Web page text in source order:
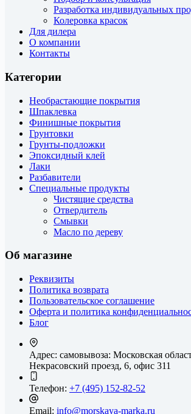
Разработка индивидуальных
Колеровка красок
Для дилера
О компании
Контакты
Категории
Необрастающие покрытия
Шпаклевка
Финишные покрытия
Грунтовки
Грунты-подложки
Эпоксидный клей
Лаки
Разбавители
Специальные продукты
Чистящие средства
Отвердитель
Смывки
Масло по дереву
Об магазине
Реквизиты
Политика возврата
Пользовательское соглашение
Оферта и политика
Блог
Адрес: самовывоза: Московская
Некрасовский проезд, 6, офис 311
Телефон: +7 (495) 152-82-52
Email: info@morskaya-marka.ru